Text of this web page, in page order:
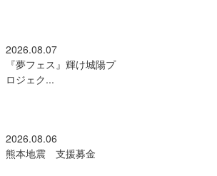
2026.08.07
『夢フェス』輝け城陽プ
ロジェク...
2026.08.06
熊本地震 支援募金